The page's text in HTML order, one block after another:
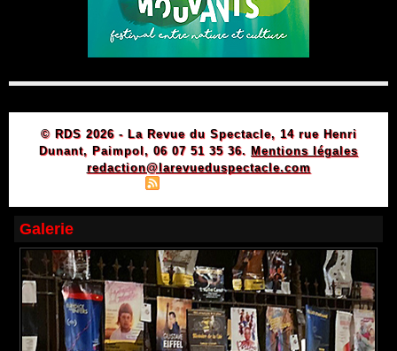
© RDS 2026 - La Revue du Spectacle, 14 rue Henri
Dunant, Paimpol, 06 07 51 35 36. Mentions légales
redaction@larevueduspectacle.com
Galerie